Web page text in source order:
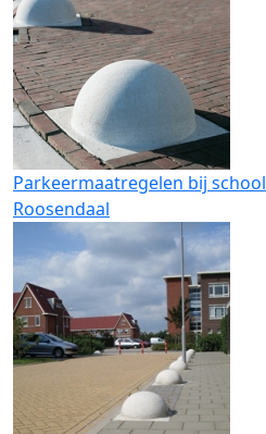
Parkeermaatregelen bij school
Roosendaal